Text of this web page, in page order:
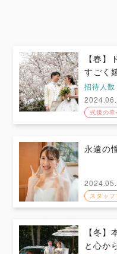
【春
すごく
招待人数
式後の幸
永遠の
スタッフ
【冬】
と心か